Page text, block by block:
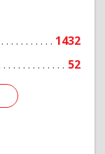
1432
52